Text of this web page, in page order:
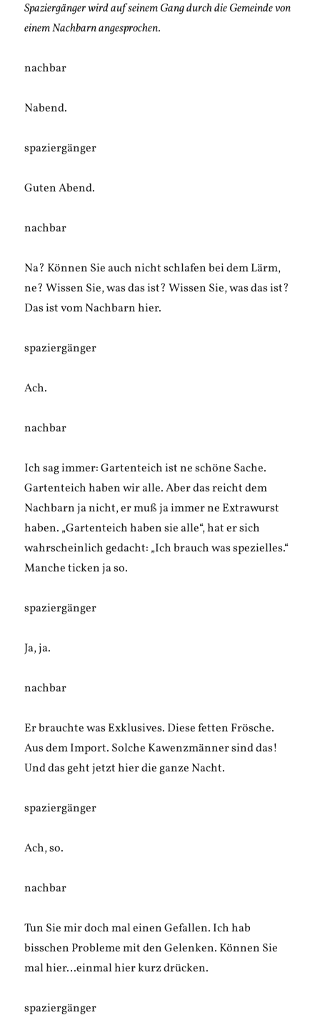
Spaziergänger wird auf seinem Gang durch die Gemeinde von
einem Nachbarn angesprochen.
nachbar
Nabend.
spaziergänger
Guten Abend.
nachbar
Na? Können Sie auch nicht schlafen bei dem Lärm,
ne? Wissen Sie, was das ist? Wissen Sie, was das ist?
Das ist vom Nachbarn hier.
spaziergänger
Ach.
nachbar
Ich sag immer: Gartenteich ist ne schöne Sache.
Gartenteich haben wir alle. Aber das reicht dem
Nachbarn ja nicht, er muß ja immer ne Extrawurst
haben. „Gartenteich haben sie alle“, hat er sich
wahrscheinlich gedacht: „Ich brauch was spezielles.“
Manche ticken ja so.
spaziergänger
Ja, ja.
nachbar
Er brauchte was Exklusives. Diese fetten Frösche.
Aus dem Import. Solche Kawenzmänner sind das!
Und das geht jetzt hier die ganze Nacht.
spaziergänger
Ach, so.
nachbar
Tun Sie mir doch mal einen Gefallen. Ich hab
bisschen Probleme mit den Gelenken. Können Sie
mal hier…einmal hier kurz drücken.
spaziergänger